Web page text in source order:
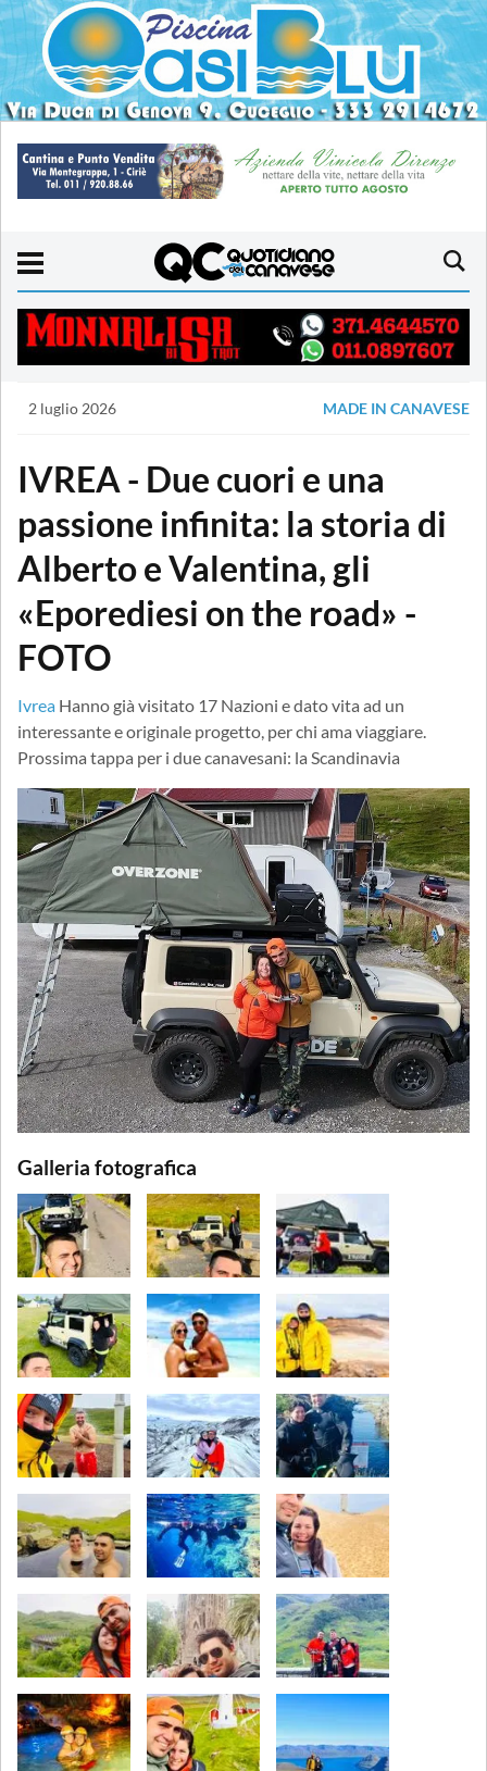
2 luglio 2026 MADE IN CANAVESE
IVREA - Due cuori e una
passione infinita: la storia di
Alberto e Valentina, gli
«Eporediesi on the road» -
FOTO
Ivrea Hanno già visitato 17 Nazioni e dato vita ad un
interessante e originale progetto, per chi ama viaggiare.
Prossima tappa per i due canavesani: la Scandinavia
Galleria fotografica